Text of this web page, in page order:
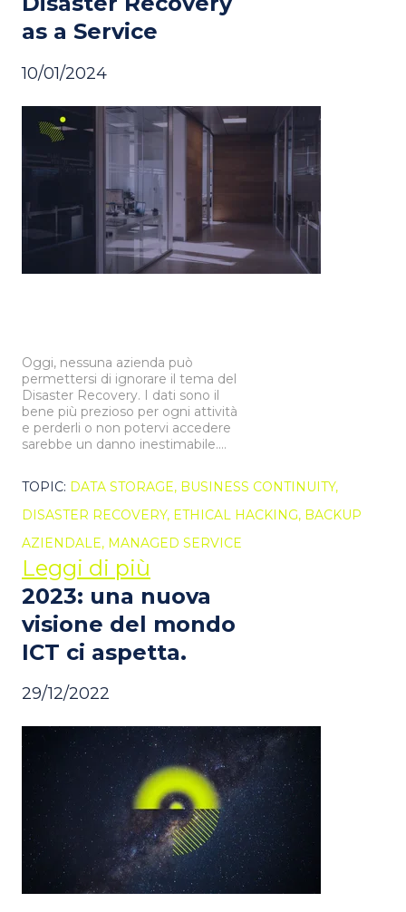
as a Service
10/01/2024
Oggi, nessuna azienda può
permettersi di ignorare il tema del
Disaster Recovery. I dati sono il
bene più prezioso per ogni attività
e perderli o non potervi accedere
sarebbe un danno inestimabile....
TOPIC: DATA STORAGE, BUSINESS CONTINUITY,
DISASTER RECOVERY, ETHICAL HACKING, BACKUP
AZIENDALE, MANAGED SERVICE
Leggi di più
2023: una nuova
visione del mondo
ICT ci aspetta.
29/12/2022